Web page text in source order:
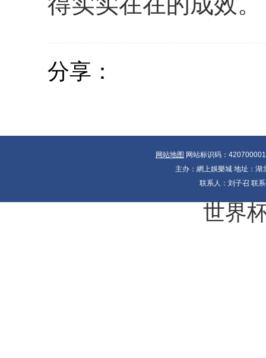
分享：
网站地图 网站标识码：
主办：網上娛樂城 地址：
联系人：刘子召 联
世界